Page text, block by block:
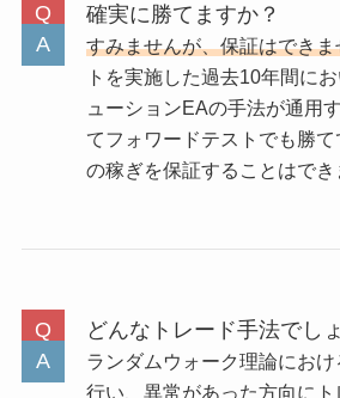
確実に勝てますか？
すみませんが、保証はできま
トを実施した過去10年間に
ューションEAの手法が通用
てフォワードテストでも勝
の稼ぎを保証することはでき
どんなトレード手法でし
ランダムウォーク理論にお
行い、異常があった方向に